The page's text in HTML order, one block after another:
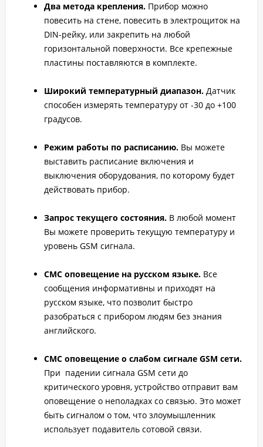
Два метода крепления. Прибор можно
повесить на стене, повесить в электрощиток на
DIN-рейку, или закрепить на любой
горизонтальной поверхности. Все крепежные
пластины поставляются в комплекте.
Широкий температурный диапазон. Датчик
способен измерять температуру от -30 до +100
градусов.
Режим работы по расписанию. Вы можете
выставить расписание включения и
выключения оборудования, по которому будет
действовать прибор.
Запрос текущего состояния. В любой момент
Вы можете проверить текущую температуру и
уровень GSM сигнала.
СМС оповещение на русском языке. Все
сообщения информативны и приходят на
русском языке, что позволит быстро
разобраться с прибором людям без знания
английского.
СМС оповещение о слабом сигнале GSM сети.
При падении сигнала GSM сети до
критического уровня, устройство отправит вам
оповещение о неполадках со связью. Это может
быть сигналом о том, что злоумышленник
использует подавитель сотовой связи.